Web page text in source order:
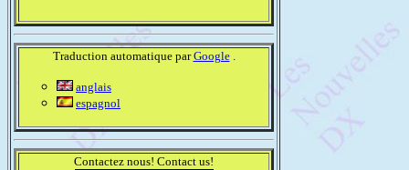
Traduction automatique parGoogle.
anglais
espagnol
Contactez nous! Contact us!